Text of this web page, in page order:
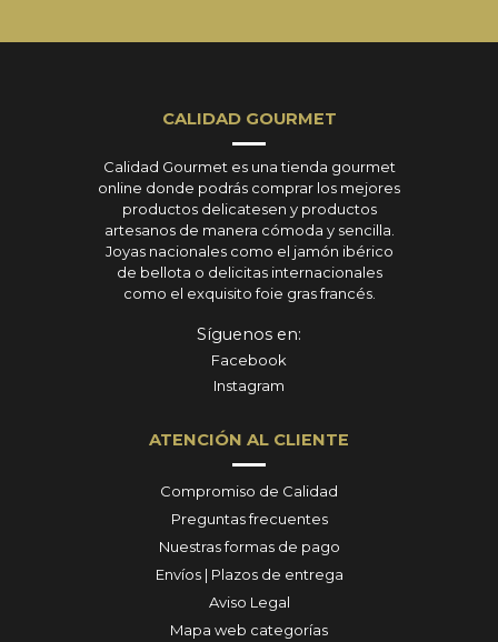
CALIDAD GOURMET
Calidad Gourmet es una tienda gourmet
online donde podrás comprar los mejores
productos delicatesen y productos
artesanos de manera cómoda y sencilla.
Joyas nacionales como el jamón ibérico
de bellota o delicitas internacionales
como el exquisito foie gras francés.
Síguenos en:
Facebook
Instagram
ATENCIÓN AL CLIENTE
Compromiso de Calidad
Preguntas frecuentes
Nuestras formas de pago
Envíos | Plazos de entrega
Aviso Legal
Mapa web categorías